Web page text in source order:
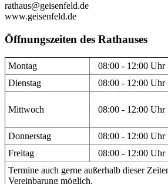
rathaus@geisenfeld.de
www.geisenfeld.de
Öffnungszeiten des Rathauses
Montag 08:00 - 12:00 Uhr
Dienstag
08:00 - 12:00 Uhr
Mittwoch 08:00 - 12:00 Uhr
Donnerstag 08:00 - 12:00 Uhr
Freitag
08:00 - 12:00 Uhr
Termine auch gerne außerhalb dieser
Vereinbarung möglich.